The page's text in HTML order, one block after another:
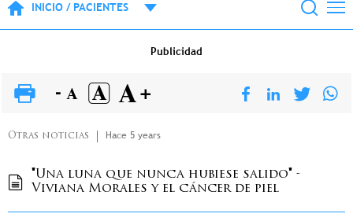
INICIO / PACIENTES
Publicidad
Otras noticias Hace 5 years
"Una luna que nunca hubiese salido" -
Viviana Morales y el cáncer de piel